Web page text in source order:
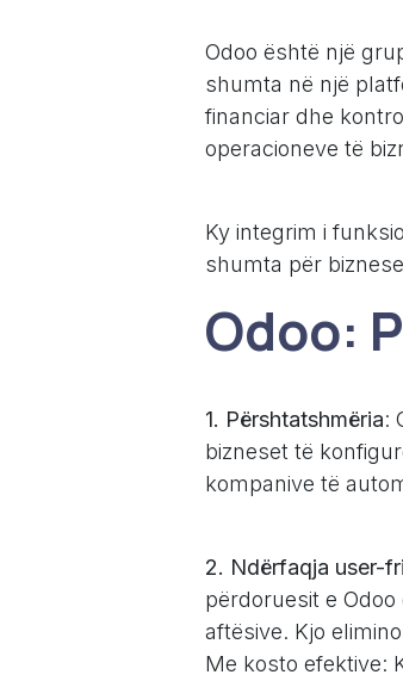
Odoo është një
shumta në një
financiar dhe
operacioneve të
Ky integrim i
shumta për
Odoo:
1. Përshtatshmëria:
bizneset të
kompanive të
2. Ndërfaqja user-
përdoruesit e
aftësive. Kjo
Me kosto efektive: